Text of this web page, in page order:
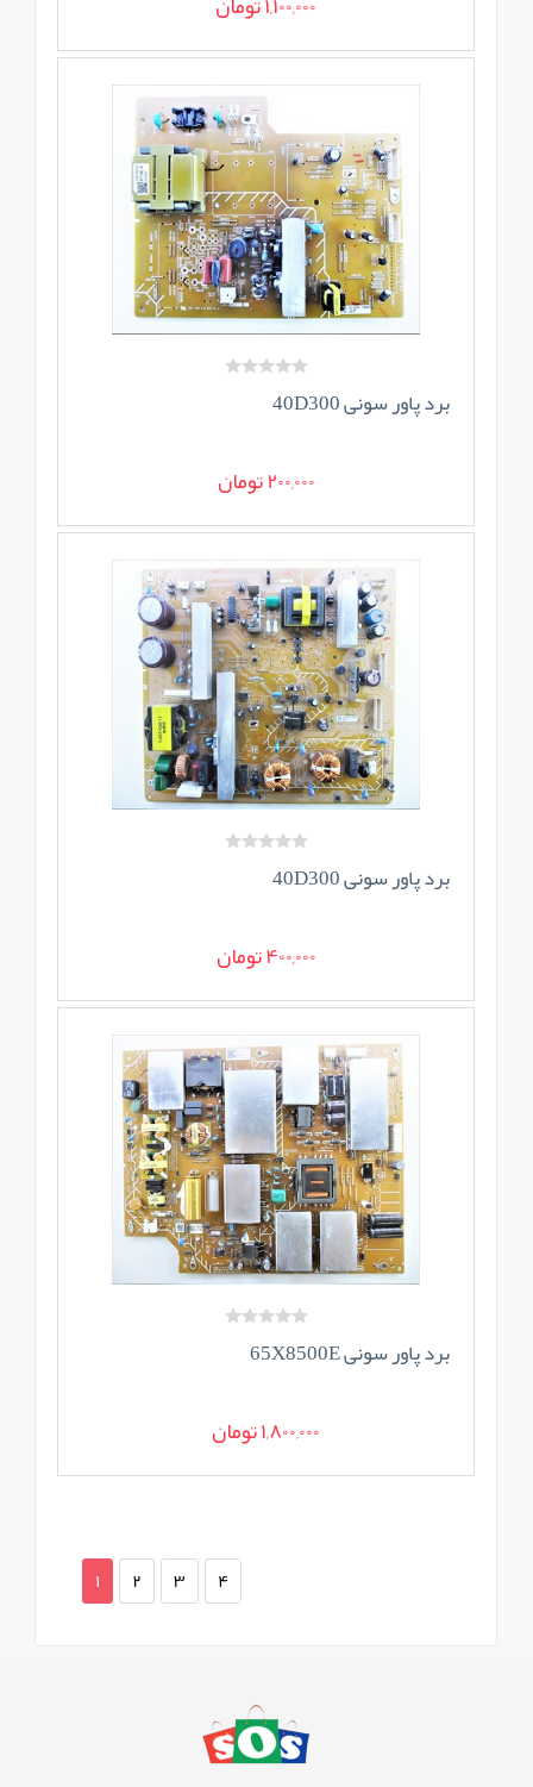
برد پاور سونی 40D300
200,000 تومان
برد پاور سونی 40D300
400,000 تومان
برد پاور سونی 65X8500E
1,800,000 تومان
1 2 3 4